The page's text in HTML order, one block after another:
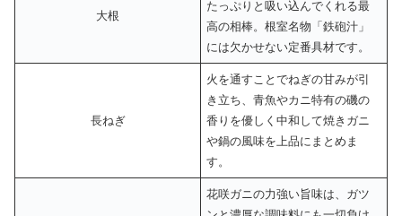
大根
たっぷりと吸い込んでくれる最
高の相棒。根室名物「鉄砲汁」
には欠かせない定番具材です。
長ねぎ
火を通すことでねぎの甘みが引
き立ち、青魚やカニ特有の磯の
香りを優しく中和して焼きガニ
や鍋の風味を上品にまとめま
す。
花咲ガニの力強い旨味は、ガツ